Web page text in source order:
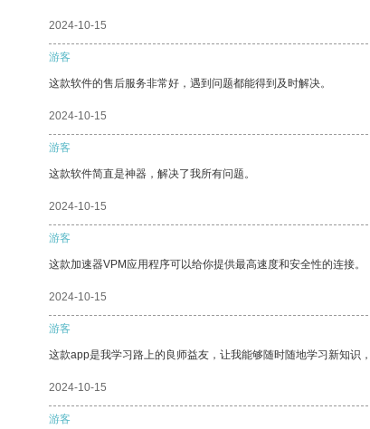
2024-10-15
游客
这款软件的售后服务非常好，遇到问题都能得到及时解决。
2024-10-15
游客
这款软件简直是神器，解决了我所有问题。
2024-10-15
游客
这款加速器VPM应用程序可以给你提供最高速度和安全性的连接。
2024-10-15
游客
这款app是我学习路上的良师益友，让我能够随时随地学习新知识，
2024-10-15
游客